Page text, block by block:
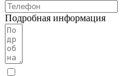
Подробная информация